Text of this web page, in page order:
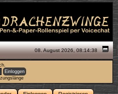
08. August 2026, 08:14:38
.